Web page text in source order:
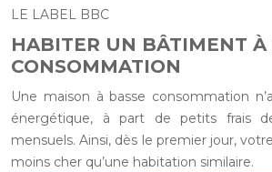
LE LABEL BBC
HABITER UN BÂTIMENT À
CONSOMMATION
Une maison à basse consommation
énergétique, à part de petits frais
mensuels. Ainsi, dès le premier jour,
moins cher qu’une habitation similaire.